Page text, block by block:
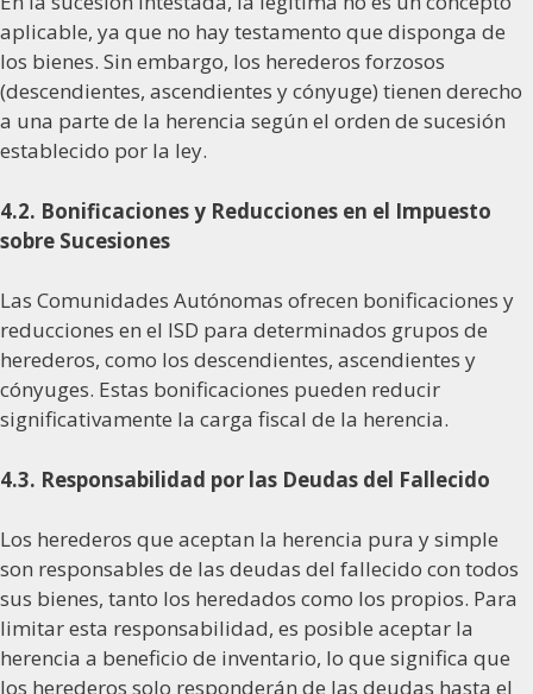
aplicable, ya que no hay testamento que disponga de
los bienes. Sin embargo, los herederos forzosos
(descendientes, ascendientes y cónyuge) tienen derecho
a una parte de la herencia según el orden de sucesión
establecido por la ley.
4.2. Bonificaciones y Reducciones en el Impuesto
sobre Sucesiones
Las Comunidades Autónomas ofrecen bonificaciones y
reducciones en el ISD para determinados grupos de
herederos, como los descendientes, ascendientes y
cónyuges. Estas bonificaciones pueden reducir
significativamente la carga fiscal de la herencia.
4.3. Responsabilidad por las Deudas del Fallecido
Los herederos que aceptan la herencia pura y simple
son responsables de las deudas del fallecido con todos
sus bienes, tanto los heredados como los propios. Para
limitar esta responsabilidad, es posible aceptar la
herencia a beneficio de inventario, lo que significa que
los herederos solo responderán de las deudas hasta el